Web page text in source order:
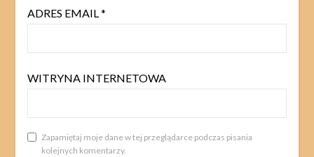
ADRES EMAIL*
WITRYNA INTERNETOWA
Zapamiętaj moje dane w tej przeglądarce podczas pisania
kolejnych komentarzy.